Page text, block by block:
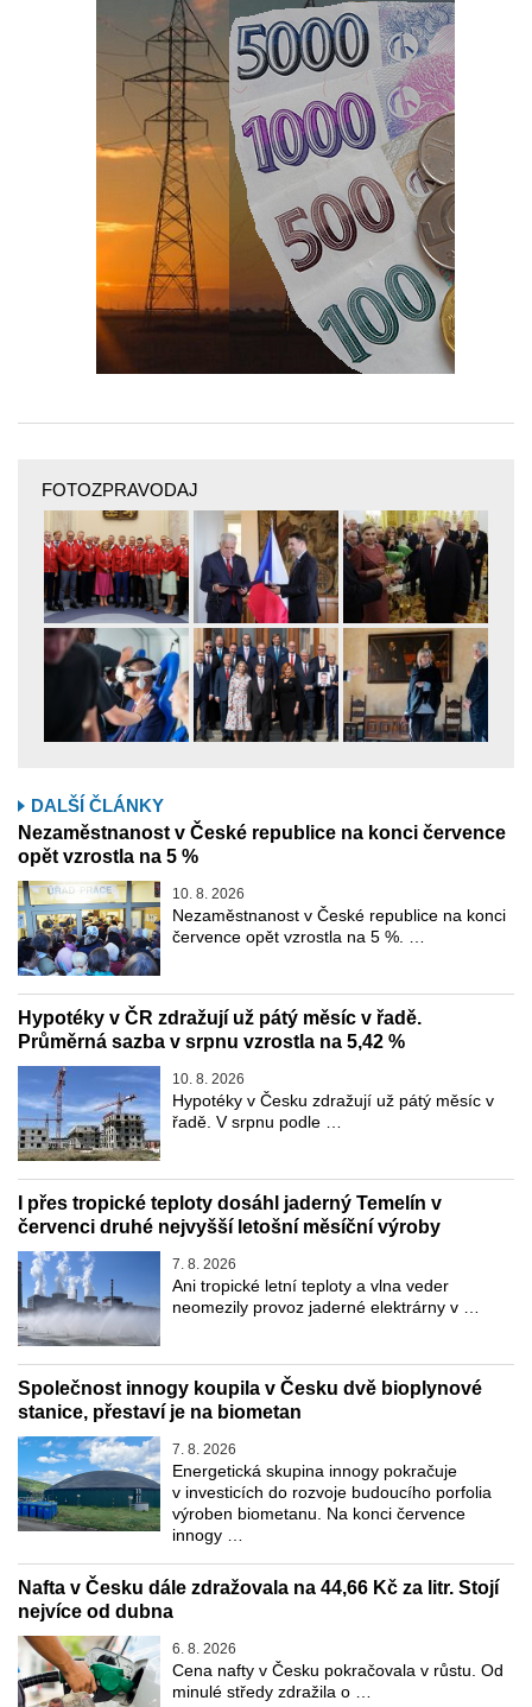
FOTOZPRAVODAJ
DALŠÍ ČLÁNKY
Nezaměstnanost v České republice na konci července
opět vzrostla na 5 %
10. 8. 2026
Nezaměstnanost v České republice na konci
července opět vzrostla na 5 %. …
Hypotéky v ČR zdražují už pátý měsíc v řadě.
Průměrná sazba v srpnu vzrostla na 5,42 %
10. 8. 2026
Hypotéky v Česku zdražují už pátý měsíc v
řadě. V srpnu podle …
I přes tropické teploty dosáhl jaderný Temelín v
červenci druhé nejvyšší letošní měsíční výroby
7. 8. 2026
Ani tropické letní teploty a vlna veder
neomezily provoz jaderné elektrárny v …
Společnost innogy koupila v Česku dvě bioplynové
stanice, přestaví je na biometan
7. 8. 2026
Energetická skupina innogy pokračuje
v investicích do rozvoje budoucího porfolia
výroben biometanu. Na konci července
innogy …
Nafta v Česku dále zdražovala na 44,66 Kč za litr. Stojí
nejvíce od dubna
6. 8. 2026
Cena nafty v Česku pokračovala v růstu. Od
minulé středy zdražila o …